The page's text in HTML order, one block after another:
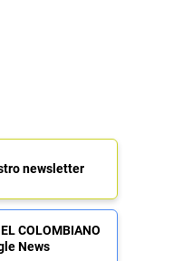
newsletter
COLOMBIANO
News